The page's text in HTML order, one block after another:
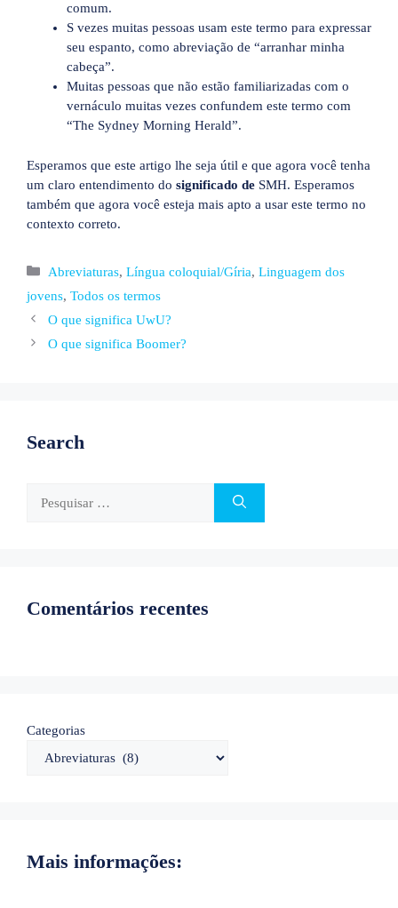
comum.
S vezes muitas pessoas usam este termo para expressar
seu espanto, como abreviação de “arranhar minha
cabeça”.
Muitas pessoas que não estão familiarizadas com o
vernáculo muitas vezes confundem este termo com
“The Sydney Morning Herald”.
Esperamos que este artigo lhe seja útil e que agora você tenha
um claro entendimento do significado de SMH. Esperamos
também que agora você esteja mais apto a usar este termo no
contexto correto.
Categorias
Abreviaturas, Língua coloquial/Gíria, Linguagem dos
jovens, Todos os termos
O que significa UwU?
O que significa Boomer?
Search
por:
Comentários recentes
Categorias
Mais informações: